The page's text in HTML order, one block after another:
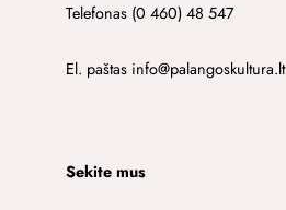
Telefonas (0 460) 48 547
El. paštas info@palangoskultura.lt
Sekite mus